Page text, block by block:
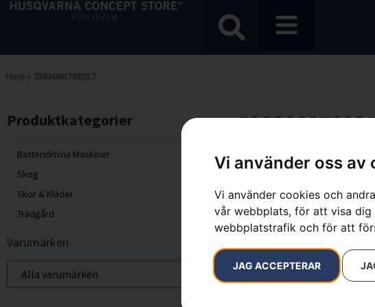
Vi använder oss av
Vi använder cookies och
vår webbplats, för att visa dig
webbplatstrafik och för att
JAG ACCEPTERAR
Hem » 7393080738257
Produktkategorier​
Batteridrivna Maskiner
Skog
Skor & Kläder
Trädgård
Varumärken